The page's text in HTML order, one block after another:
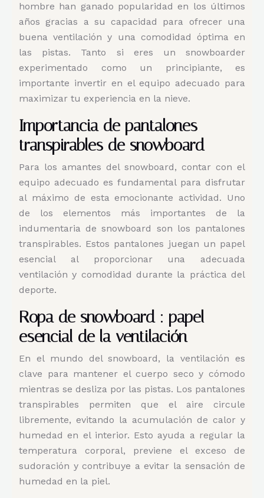
hombre han ganado popularidad en los últimos
años gracias a su capacidad para ofrecer una
buena ventilación y una comodidad óptima en
las pistas. Tanto si eres un snowboarder
experimentado como un principiante, es
importante invertir en el equipo adecuado para
maximizar tu experiencia en la nieve.
Importancia de pantalones
transpirables de snowboard
Para los amantes del snowboard, contar con el
equipo adecuado es fundamental para disfrutar
al máximo de esta emocionante actividad. Uno
de los elementos más importantes de la
indumentaria de snowboard son los pantalones
transpirables. Estos pantalones juegan un papel
esencial al proporcionar una adecuada
ventilación y comodidad durante la práctica del
deporte.
Ropa de snowboard : papel
esencial de la ventilación
En el mundo del snowboard, la ventilación es
clave para mantener el cuerpo seco y cómodo
mientras se desliza por las pistas. Los pantalones
transpirables permiten que el aire circule
libremente, evitando la acumulación de calor y
humedad en el interior. Esto ayuda a regular la
temperatura corporal, previene el exceso de
sudoración y contribuye a evitar la sensación de
humedad en la piel.